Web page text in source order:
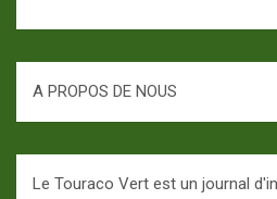
A PROPOS DE NOUS
Le Touraco Vert est un journal